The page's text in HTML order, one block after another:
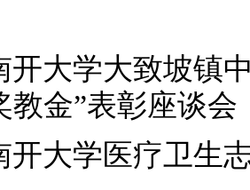
开大学大致坡镇
教金”表彰座谈会
开大学医疗卫生